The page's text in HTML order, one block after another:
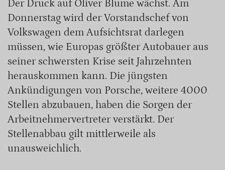
Der Druck auf Oliver Blume wächst. Am
Donnerstag wird der Vorstandschef von
Volkswagen dem Aufsichtsrat darlegen
müssen, wie Europas größter Autobauer aus
seiner schwersten Krise seit Jahrzehnten
herauskommen kann. Die jüngsten
Ankündigungen von Porsche, weitere 4000
Stellen abzubauen, haben die Sorgen der
Arbeitnehmervertreter verstärkt. Der
Stellenabbau gilt mittlerweile als
unausweichlich.